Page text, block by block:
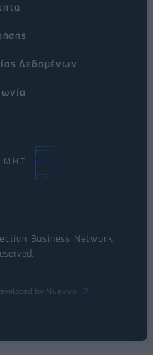
Δεδομένων
Μ.Η.Τ.
Business Network
by Nuevvo